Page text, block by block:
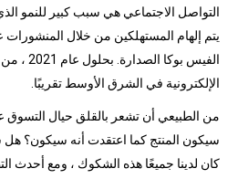
التواصل الاجتماعي هي سبب كبير للنمو
يتم إلهام المستهلكين من خلال المنشورات
الفيس
الإلكترونية في الشرق الأوسط تقريبًا.
من الطبيعي أن تشعر بالقلق حيال التسوق
سيكون المنتج كما اعتقدت أنه سيكون؟
كان لدينا جميعًا هذه الشكوك ، ومع أحدث